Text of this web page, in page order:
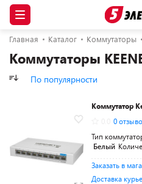
Главная Каталог Коммутаторы
Коммутаторы
По популярности
Коммутатор
0
Тип
Белый
Заказать в
Доставка